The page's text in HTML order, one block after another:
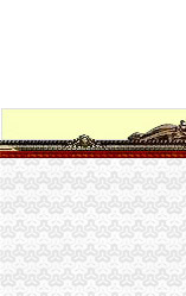
广州市长照长有企业管
南坪代办营业执照
重庆市泛亚保险代理有
南岸区代办营业执照的
代办公司、个体营业执
【重庆营业执照代办公
重庆南坪代理记账纳税
南岸区代办营业执照流
代理公司注册_公司变